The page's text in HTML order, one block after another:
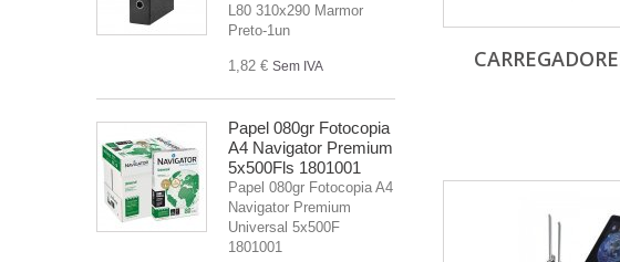
L80 310x290 Marmor
Preto-1un
1,82 € Sem IVA
Papel 080gr Fotocopia
A4 Navigator Premium
5x500Fls 1801001
Papel 080gr Fotocopia A4
Navigator Premium
Universal 5x500F
1801001